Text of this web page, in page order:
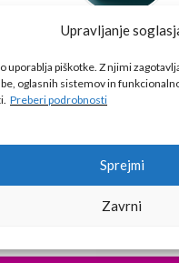
Upravljanje
uporablja piškotke. Z njimi
oglasnih sistemov in
Preberi podrobnosti
Sprejmi
Zavrni
Tukaj je!
🎁
podatke za prejem